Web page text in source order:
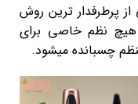
پرطرفدار ترین روش
نظم خاصی برای
چسبانده میشود.